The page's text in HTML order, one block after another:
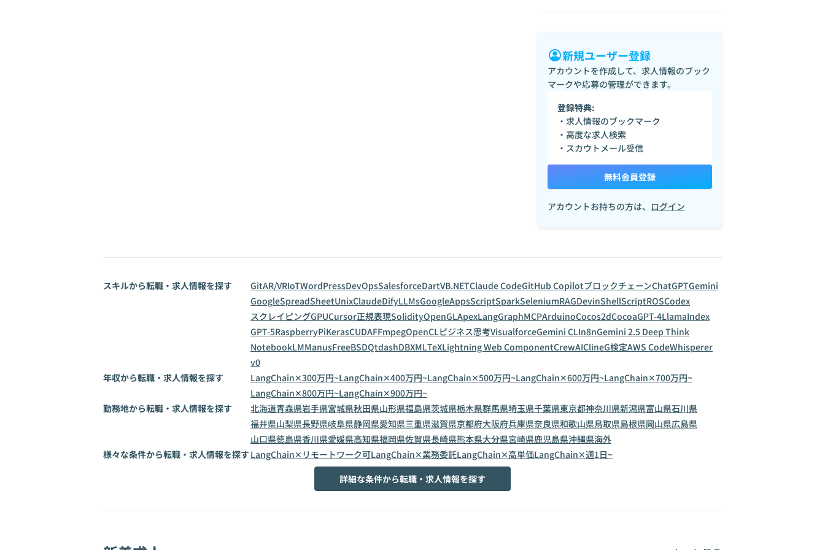
新規ユーザー登録
アカウントを作成して、求人情報のブック
マークや応募の管理ができます。
登録特典:
・求人情報のブックマーク
・高度な求人検索
・スカウトメール受信
無料会員登録
アカウントお持ちの方は、 ログイン
スキルから転職・求人情報を探す GitAR/VRIoTWordPressDevOpsSalesforceDartVB.NETClaude CodeGitHub CopilotブロックチェーンChatGPTGemini
GoogleSpreadSheetUnixClaudeDifyLLMsGoogleAppsScriptSparkSeleniumRAGDevinShellScriptROSCodex
スクレイピングGPUCursor正規表現SolidityOpenGLApexLangGraphMCPArduinoCocos2dCocoaGPT-4LlamaIndex
GPT-5RaspberryPiKerasCUDAFFmpegOpenCLビジネス思考VisualforceGemini CLIn8nGemini 2.5 Deep Think
NotebookLMManusFreeBSDQtdashDBXMLTeXLightning Web ComponentCrewAIClineG検定AWS CodeWhisperer
v0
年収から転職・求人情報を探す
LangChain✕300万円~LangChain✕400万円~LangChain✕500万円~LangChain✕600万円~LangChain✕700万円~
LangChain✕800万円~LangChain✕900万円~
勤務地から転職・求人情報を探す
北海道青森県岩手県宮城県秋田県山形県福島県茨城県栃木県群馬県埼玉県千葉県東京都神奈川県新潟県富山県石川県
福井県山梨県長野県岐阜県静岡県愛知県三重県滋賀県京都府大阪府兵庫県奈良県和歌山県鳥取県島根県岡山県広島県
山口県徳島県香川県愛媛県高知県福岡県佐賀県長崎県熊本県大分県宮崎県鹿児島県沖縄県海外
様々な条件から転職・求人情報を探す LangChain✕リモートワーク可LangChain✕業務委託LangChain✕高単価LangChain✕週1日~
詳細な条件から転職・求人情報を探す